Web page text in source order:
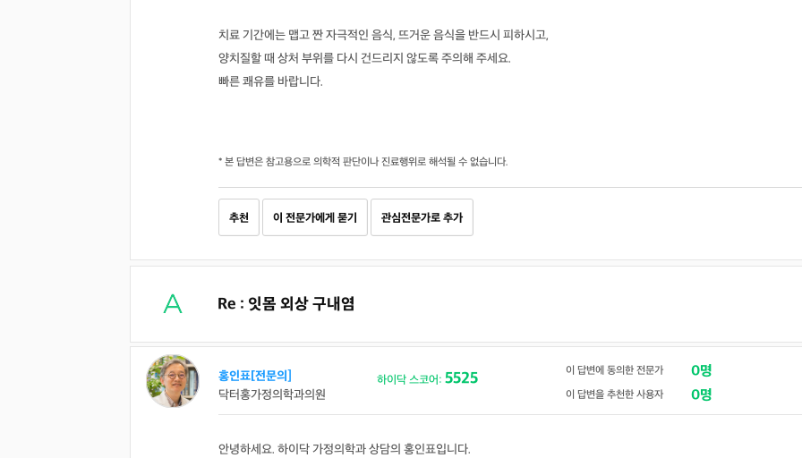
치료 기간에는 맵고 짠 자극적인 음식, 뜨거운 음식을 반드시 피하시고,
양치질할 때 상처 부위를 다시 건드리지 않도록 주의해 주세요.
빠른 쾌유를 바랍니다.
* 본 답변은 참고용으로 의학적 판단이나 진료행위로 해석될 수 없습니다.
추천 이 전문가에게 묻기 관심전문가로 추가
Re : 잇몸 외상 구내염
홍인표[전문의]
닥터홍가정의학과의원
하이닥 스코어: 5525 이 답변에 동의한 전문가 0명
이 답변을 추천한 사용자 0명
안녕하세요. 하이닥 가정의학과 상담의 홍인표입니다.